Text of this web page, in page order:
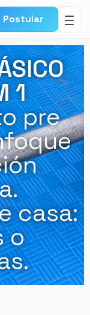
Postular
1
pre
casa:
o